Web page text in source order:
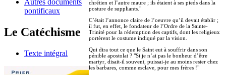
Autres documents
pontificaux
Le Catéchisme
Texte intégral
chrétien et l’autre maure ; ils étaient à ses pieds dans la
posture de suppliants."
C’était l’annonce claire de l’oeuvre qu’il devait établir ;
il fut, en effet, le fondateur de l’Ordre de la Sainte-
Trinité pour la rédemption des captifs, dont les religieux
portèrent le costume indiqué par la vision.
Qui dira tout ce que le Saint eut à souffrir dans son
pénible apostolat ? "Si je n’ai pas le bonheur d’être
martyr, disait-il souvent, puissai-je au moins rester chez
les barbares, comme esclave, pour mes frères !"